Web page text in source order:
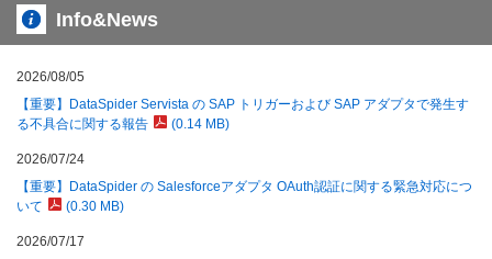
Info&News
2026/08/05
【重要】DataSpider Servista の SAP トリガーおよび SAP アダプタで発生す
る不具合に関する報告
(0.14 MB)
2026/07/24
【重要】DataSpider の Salesforceアダプタ OAuth認証に関する緊急対応につ
いて
(0.30 MB)
2026/07/17